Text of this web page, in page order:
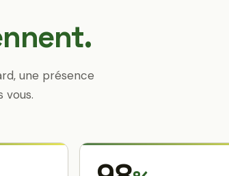
une présence
vous.